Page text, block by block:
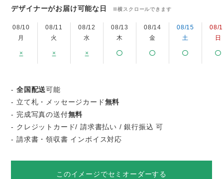
デザイナーがお届け可能な日 ※横スクロールできます
08/10
月
×
08/11
火
×
08/12
水
×
08/13
木
08/14
金
08/15
土
08/
日
-全国配送可能
- 立て札・メッセージカード無料
- 完成写真の送付無料
- クレジットカード/ 請求書払い / 銀行振込 可
- 請求書・領収書 インボイス対応
このイメージでセミオーダーする